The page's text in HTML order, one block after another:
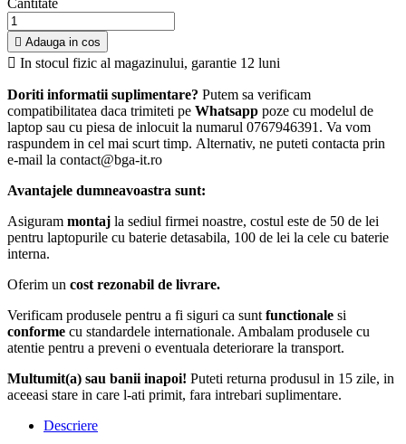
Cantitate
 Adauga in cos
 In stocul fizic al magazinului, garantie 12 luni
Doriti informatii suplimentare? Putem sa verificam
compatibilitatea daca trimiteti pe Whatsapp poze cu modelul de
laptop sau cu piesa de inlocuit la numarul 0767946391. Va vom
raspundem in cel mai scurt timp. Alternativ, ne puteti contacta prin
e-mail la contact@bga-it.ro
Avantajele dumneavoastra sunt:
Asiguram montaj la sediul firmei noastre, costul este de 50 de lei
pentru laptopurile cu baterie detasabila, 100 de lei la cele cu baterie
interna.
Oferim un cost rezonabil de livrare.
Verificam produsele pentru a fi siguri ca suntfunctionale si
conforme cu standardele internationale. Ambalam produsele cu
atentie pentru a preveni o eventuala deteriorare la transport.
Multumit(a) sau banii inapoi! Puteti returna produsul in 15 zile, in
aceeasi stare in care l-ati primit, fara intrebari suplimentare.
Descriere